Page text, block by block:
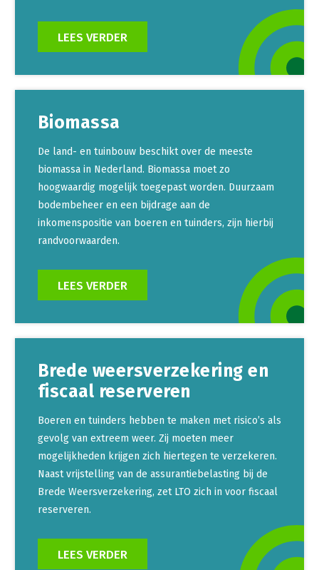
LEES VERDER
Biomassa
De land- en tuinbouw beschikt over de meeste
biomassa in Nederland. Biomassa moet zo
hoogwaardig mogelijk toegepast worden. Duurzaam
bodembeheer en een bijdrage aan de
inkomenspositie van boeren en tuinders, zijn hierbij
randvoorwaarden.
LEES VERDER
Brede weersverzekering en
fiscaal reserveren
Boeren en tuinders hebben te maken met risico’s als
gevolg van extreem weer. Zij moeten meer
mogelijkheden krijgen zich hiertegen te verzekeren.
Naast vrijstelling van de assurantiebelasting bij de
Brede Weersverzekering, zet LTO zich in voor fiscaal
reserveren.
LEES VERDER